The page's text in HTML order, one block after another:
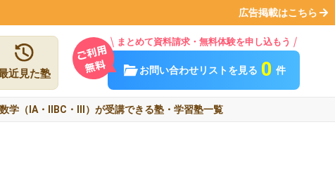
広告掲載はこちら
近見た塾
まとめて資料請求・無料体験を申し込もう
お問い合わせリストを見る 0 件
学（ⅠA・ⅡBC・Ⅲ）が受講できる塾・学習塾一覧